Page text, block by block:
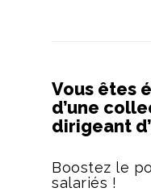
Vous êtes
d’une
dirigeant
Boostez le
salariés !